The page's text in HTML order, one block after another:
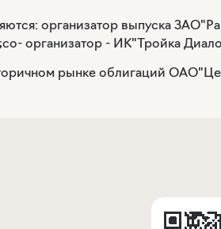
организатор выпуска
организатор - ИК"Тройка
рынке облигаций